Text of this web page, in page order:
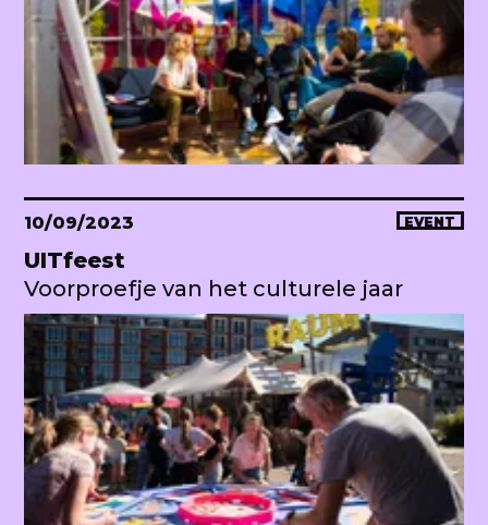
10/09/2023 EVENT
UITfeest
Voorproefje van het culturele jaar